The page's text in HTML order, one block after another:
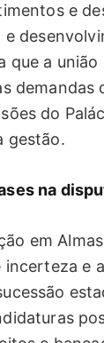
e
que a união
demandas
do
gestão.
na
em
incerteza e